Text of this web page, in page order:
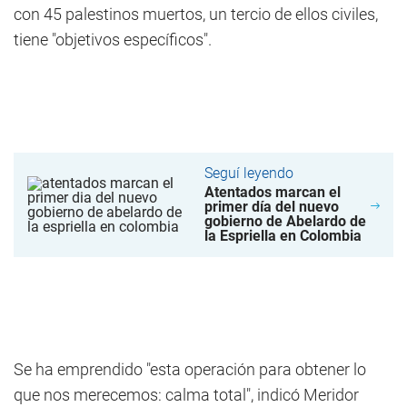
con 45 palestinos muertos, un tercio de ellos civiles,
tiene "objetivos específicos".
Seguí leyendo
Atentados marcan el
primer día del nuevo
gobierno de Abelardo de
la Espriella en Colombia
Se ha emprendido "esta operación para obtener lo
que nos merecemos: calma total", indicó Meridor